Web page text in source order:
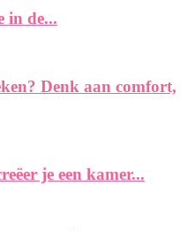
in de...
Denk aan comfort,
je een kamer...